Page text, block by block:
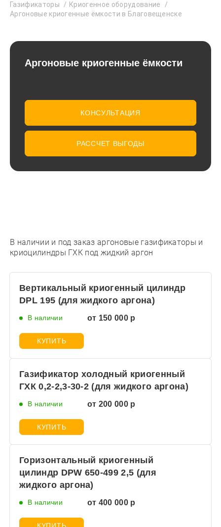
Газификаторы
Криогенное оборудование
Аргоновые криогенные ёмкости в Благовещенске
Аргоновые криогенные ёмкости
КОНСУЛЬТАЦИЯ
РАССЧЕТ ВЫГОДЫ
В наличии и под заказ аргоновые газификаторы и
криоцилиндры ГХК под жидкий аргон
Вертикальный криогенный цилиндр
DPL 195 (для жидкого аргона)
В наличии от 150 000 р
КУПИТЬ
Газификатор холодный криогенный
ГХК 0,2-2,3-30-2 (для жидкого аргона)
В наличии от 200 000 р
КУПИТЬ
Горизонтальный криогенный
цилиндр DPW 650-499 2,5 (для
жидкого аргона)
В наличии от 400 000 р